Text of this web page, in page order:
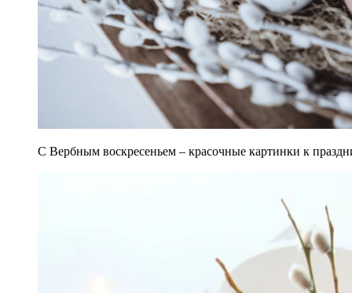
С Вербным воскресеньем – красочные картинки к